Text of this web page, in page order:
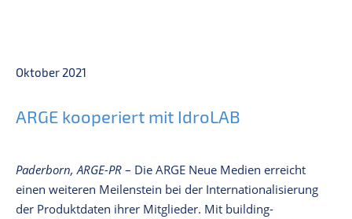
Oktober 2021
ARGE kooperiert mit IdroLAB
Paderborn, ARGE-PR – Die ARGE Neue Medien erreicht
einen weiteren Meilenstein bei der Internationalisierung
der Produktdaten ihrer Mitglieder. Mit building-